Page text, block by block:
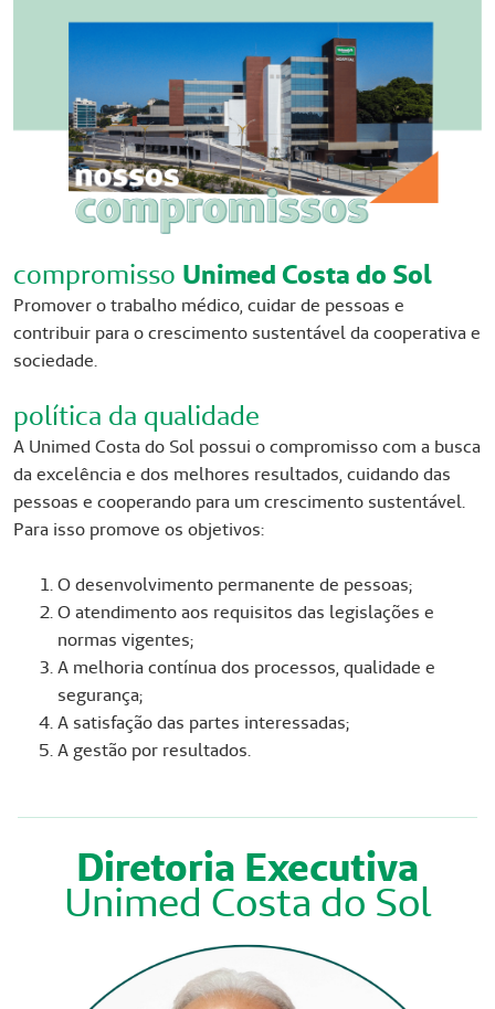
compromisso Unimed Costa do Sol
Promover o trabalho médico, cuidar de pessoas e
contribuir para o crescimento sustentável da cooperativa e
sociedade.
política da qualidade
A Unimed Costa do Sol possui o compromisso com a busca
da excelência e dos melhores resultados, cuidando das
pessoas e cooperando para um crescimento sustentável.
Para isso promove os objetivos:
O desenvolvimento permanente de pessoas;
O atendimento aos requisitos das legislações e
normas vigentes;
A melhoria contínua dos processos, qualidade e
segurança;
A satisfação das partes interessadas;
A gestão por resultados.
Diretoria Executiva
Unimed Costa do Sol